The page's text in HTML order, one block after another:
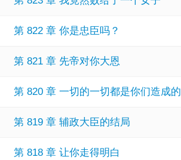
第 822 章 你是忠臣吗？
第 821 章 先帝对你大恩
第 820 章 一切的一切都是你们造成的
第 819 章 辅政大臣的结局
第 818 章 让你走得明白